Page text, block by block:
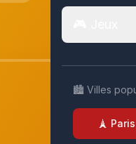
🏙️ Villes
🗼 Paris